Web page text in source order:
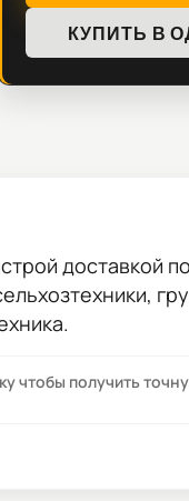
КУПИТЬ В
доставкой
чтобы получить